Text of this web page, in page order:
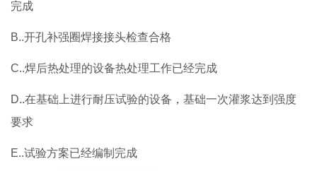
完成
B..开孔补强圈焊接接头检查合格
C..焊后热处理的设备热处理工作已经完成
D..在基础上进行耐压试验的设备，基础一次灌浆达到强度
要求
E..试验方案已经编制完成